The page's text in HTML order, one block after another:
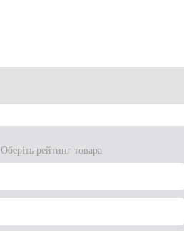
Оберіть рейтинг товара